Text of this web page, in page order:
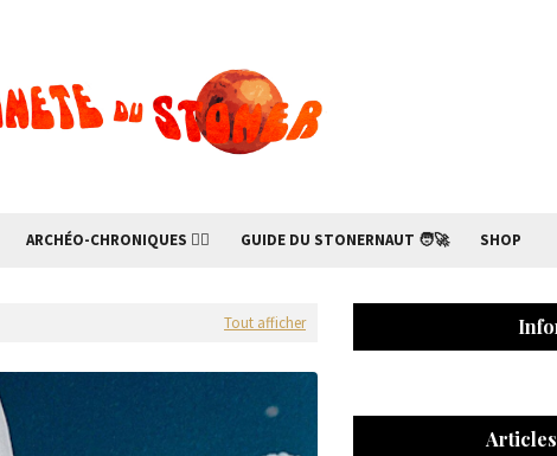
ARCHÉO-CHRONIQUES 🧙‍♂ GUIDE DU STONERNAUT 🧑‍🚀 SHOP
Tout afficher